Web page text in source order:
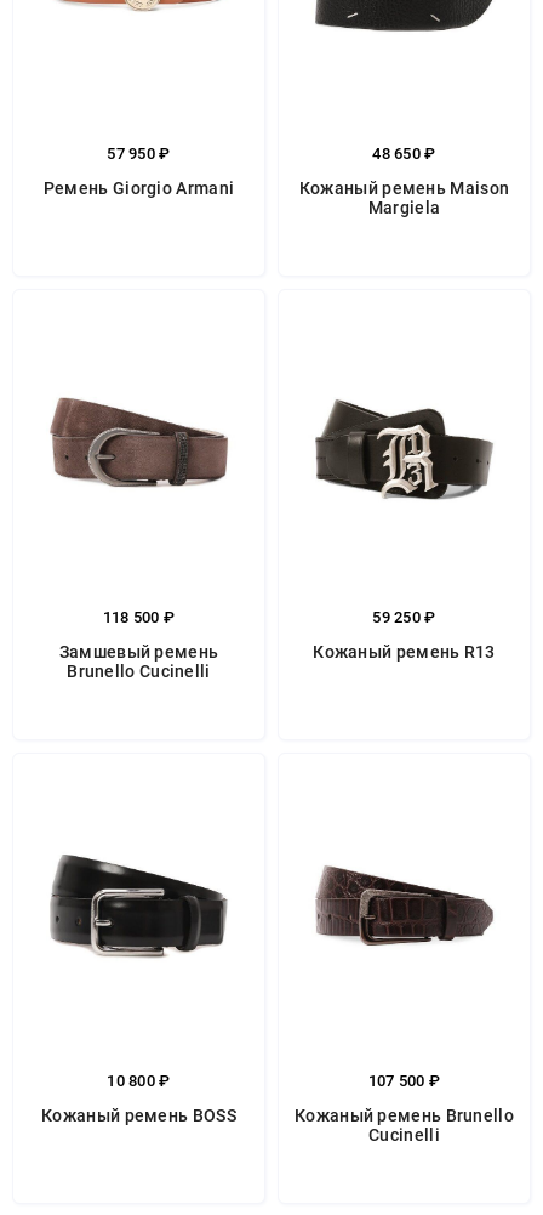
57 950 ₽
Ремень Giorgio Armani
48 650 ₽
Кожаный ремень Maison
Margiela
118 500 ₽
Замшевый ремень
Brunello Cucinelli
59 250 ₽
Кожаный ремень R13
10 800 ₽
Кожаный ремень BOSS
107 500 ₽
Кожаный ремень Brunello
Cucinelli